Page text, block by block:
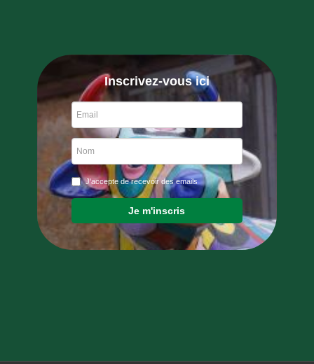
Inscrivez-vous ici
J'accepte de recevoir des emails
Je m'inscris